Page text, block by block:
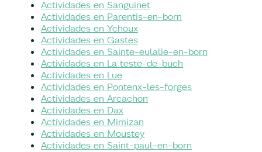
Actividades en Sanguinet
Actividades en Parentis-en-born
Actividades en Ychoux
Actividades en Gastes
Actividades en Sainte-eulalie-en-born
Actividades en La teste-de-buch
Actividades en Lue
Actividades en Pontenx-les-forges
Actividades en Arcachon
Actividades en Dax
Actividades en Mimizan
Actividades en Moustey
Actividades en Saint-paul-en-born